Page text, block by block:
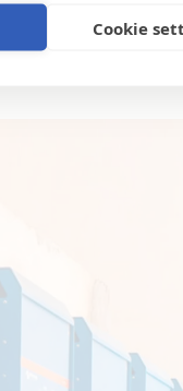
Cookie